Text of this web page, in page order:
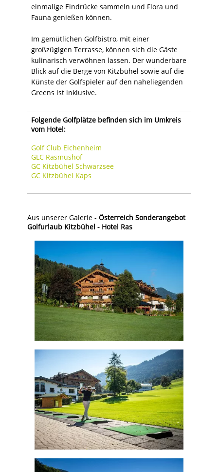
einmalige Eindrücke sammeln und Flora und
Fauna genießen können.
Im gemütlichen Golfbistro, mit einer
großzügigen Terrasse, können sich die Gäste
kulinarisch verwöhnen lassen. Der wunderbare
Blick auf die Berge von Kitzbühel sowie auf die
Künste der Golfspieler auf den naheliegenden
Greens ist inklusive.
Folgende Golfplätze befinden sich im Umkreis
vom Hotel:
Golf Club Eichenheim
GLC Rasmushof
GC Kitzbühel Schwarzsee
GC Kitzbühel Kaps
Aus unserer Galerie - Österreich Sonderangebot
Golfurlaub Kitzbühel - Hotel Ras